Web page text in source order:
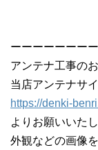
ーーーーーーー
アンテナ工事の
当店アンテナサ
https://denki-
よりお願いいたし
外観などの画像